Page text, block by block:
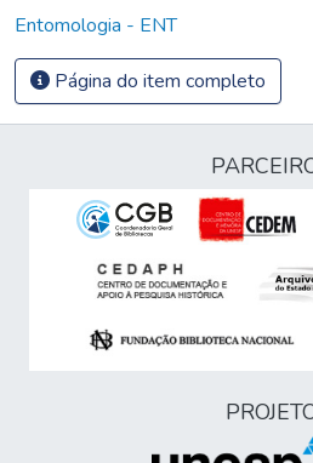
Entomologia - ENT
Página do item completo